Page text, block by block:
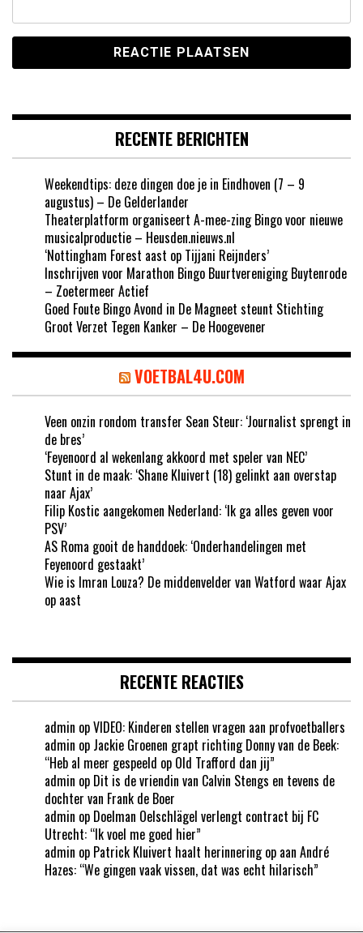
RECENTE BERICHTEN
Weekendtips: deze dingen doe je in Eindhoven (7 – 9
augustus) – De Gelderlander
Theaterplatform organiseert A-mee-zing Bingo voor nieuwe
musicalproductie – Heusden.nieuws.nl
‘Nottingham Forest aast op Tijjani Reijnders’
Inschrijven voor Marathon Bingo Buurtvereniging Buytenrode
– Zoetermeer Actief
Goed Foute Bingo Avond in De Magneet steunt Stichting
Groot Verzet Tegen Kanker – De Hoogevener
VOETBAL4U.COM
Veen onzin rondom transfer Sean Steur: ‘Journalist sprengt in
de bres’
‘Feyenoord al wekenlang akkoord met speler van NEC’
Stunt in de maak: ‘Shane Kluivert (18) gelinkt aan overstap
naar Ajax’
Filip Kostic aangekomen Nederland: ‘Ik ga alles geven voor
PSV’
AS Roma gooit de handdoek: ‘Onderhandelingen met
Feyenoord gestaakt’
Wie is Imran Louza? De middenvelder van Watford waar Ajax
op aast
RECENTE REACTIES
admin opVIDEO: Kinderen stellen vragen aan profvoetballers
admin op Jackie Groenen grapt richting Donny van de Beek:
“Heb al meer gespeeld op Old Trafford dan jij”
admin op Dit is de vriendin van Calvin Stengs en tevens de
dochter van Frank de Boer
admin op Doelman Oelschlägel verlengt contract bij FC
Utrecht: “Ik voel me goed hier”
admin op Patrick Kluivert haalt herinnering op aan André
Hazes: “We gingen vaak vissen, dat was echt hilarisch”